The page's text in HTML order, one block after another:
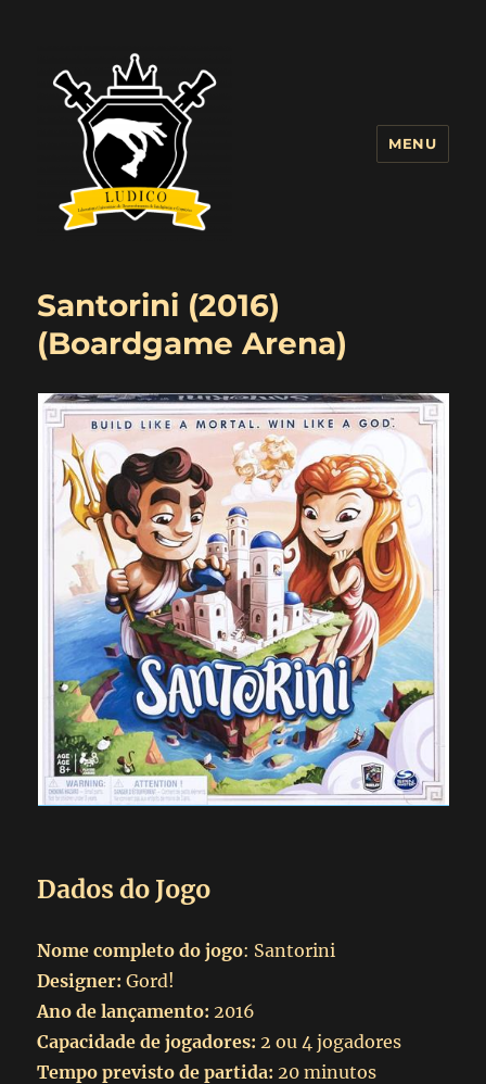
MENU
Santorini (2016)
(Boardgame Arena)
Dados do Jogo
Nome completo do jogo: Santorini
Designer: Gord!
Ano de lançamento: 2016
Capacidade de jogadores: 2 ou 4 jogadores
Tempo previsto de partida: 20 minutos